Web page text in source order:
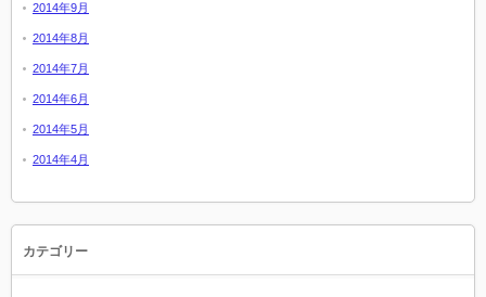
2014年9月
2014年8月
2014年7月
2014年6月
2014年5月
2014年4月
カテゴリー